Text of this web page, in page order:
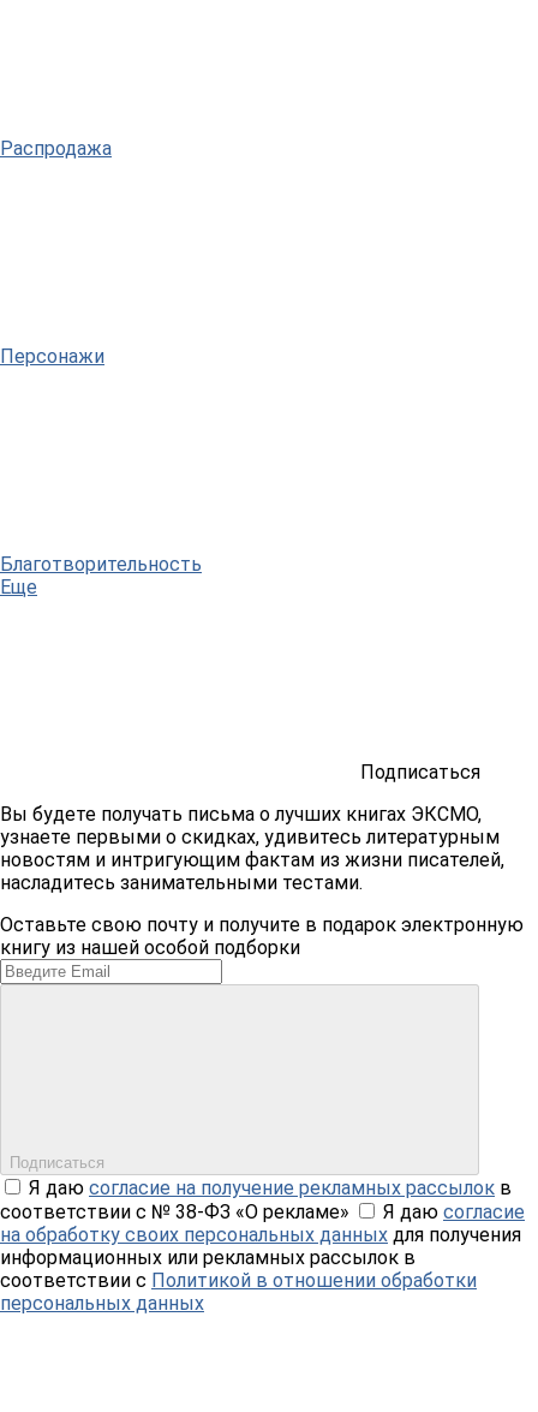
Распродажа
Персонажи
Благотворительность
Еще
Подписаться
Вы будете получать письма о лучших книгах ЭКСМО,
узнаете первыми о скидках, удивитесь литературным
новостям и интригующим фактам из жизни писателей,
насладитесь занимательными тестами.
Оставьте свою почту и получите в подарок электронную
книгу из нашей особой подборки
Подписаться
Я даю согласие на получение рекламных рассылок в
соответствии с № 38-ФЗ «О рекламе»
Я даю согласие
на обработку своих персональных данных для получения
информационных или рекламных рассылок в
соответствии с Политикой в отношении обработки
персональных данных